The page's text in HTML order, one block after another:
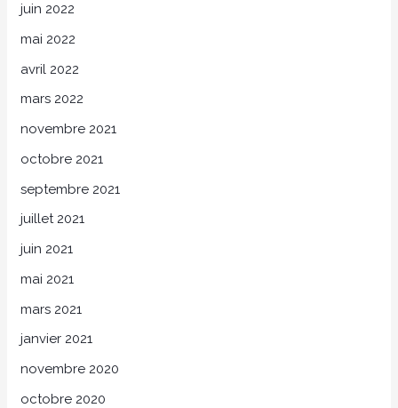
juin 2022
mai 2022
avril 2022
mars 2022
novembre 2021
octobre 2021
septembre 2021
juillet 2021
juin 2021
mai 2021
mars 2021
janvier 2021
novembre 2020
octobre 2020